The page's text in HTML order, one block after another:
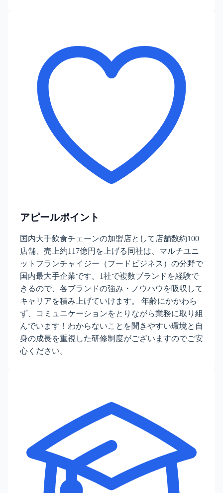
アピールポイント
国内大手飲食チェーンの加盟店として店舗数約100
店舗、売上約117億円を上げる同社は、マルチユニ
ットフランチャイジー（フードビジネス）の分野で
国内最大手企業です。1社で複数ブランドを経験で
きるので、各ブランドの強み・ノウハウを吸収して
キャリアを積み上げていけます。 年齢にかかわら
ず、コミュニケーションをとりながら業務に取り組
んでいます！わからないことを聞きやすい環境と自
身の成長を重視した研修制度がございますのでご安
心ください。